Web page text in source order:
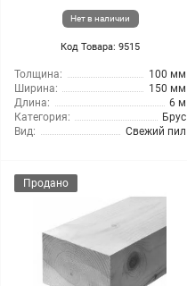
Нет в наличии
Код Товара: 9515
Толщина:
100 мм
Ширина:
150 мм
Длина:
6 м
Категория:
Брус
Вид:
Свежий пил
Продано